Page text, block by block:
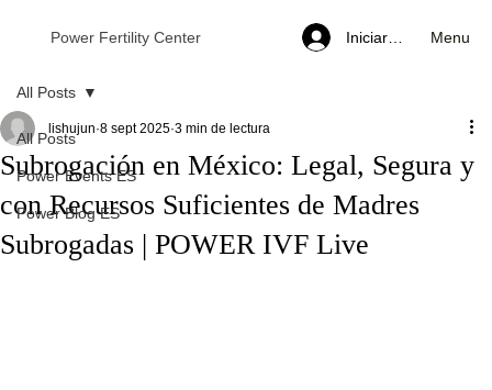
Power Fertility Center Iniciar sesiónMenu
All Posts
Power Events ES
Power Blog ES
All Posts
Subrogación en México: Legal, Segura y
con Recursos Suficientes de Madres
Subrogadas | POWER IVF Live
lishujun 8 sept 2025 3 min de lectura